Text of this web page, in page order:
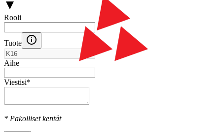
Rooli
Tuote
Aihe
Viestisi*
* Pakolliset kentät